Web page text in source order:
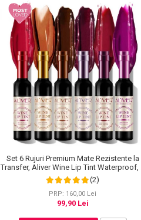
Set 6 Rujuri Premium Mate Rezistente la
Transfer, Aliver Wine Lip Tint Waterproof, 7
g X 6 buc (2)
PRP: 160,00 Lei
99,90 Lei